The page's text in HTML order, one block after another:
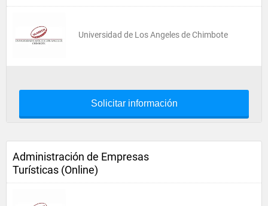
Universidad de Los Angeles de Chimbote
Solicitar información
Administración de Empresas
Turísticas (Online)